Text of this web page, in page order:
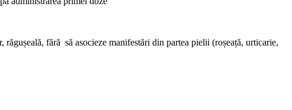
fără să asocieze manifestări din partea pielii (roșeață, urticarie,